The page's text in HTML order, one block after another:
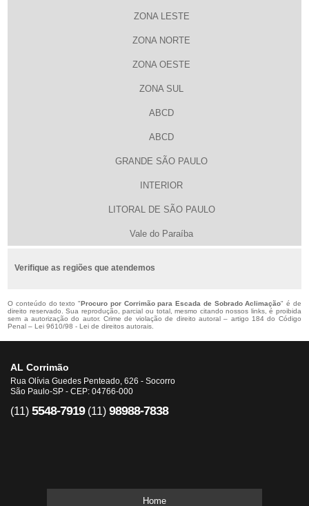
ZONA LESTE
ZONA NORTE
ZONA OESTE
ZONA SUL
ABCD
ABCD
GRANDE SÃO PAULO
INTERIOR
LITORAL DE SÃO PAULO
Vale do Paraíba
Verifique as regiões que atendemos
O conteúdo do texto "Procuro por Corrimão para Escada de Sobrado Aclimação" é de
direito reservado. Sua reprodução, parcial ou total, mesmo citando nossos links, é proibida
sem a autorização do autor. Crime de violação de direito autoral – artigo 184 do Código
Penal –Lei 9610/98 - Lei de direitos autorais
AL Corrimão
Rua Olívia Guedes Penteado, 626 - Socorro
São Paulo-SP - CEP: 04766-000
(11) 5548-7919 (11) 98988-7838
Home